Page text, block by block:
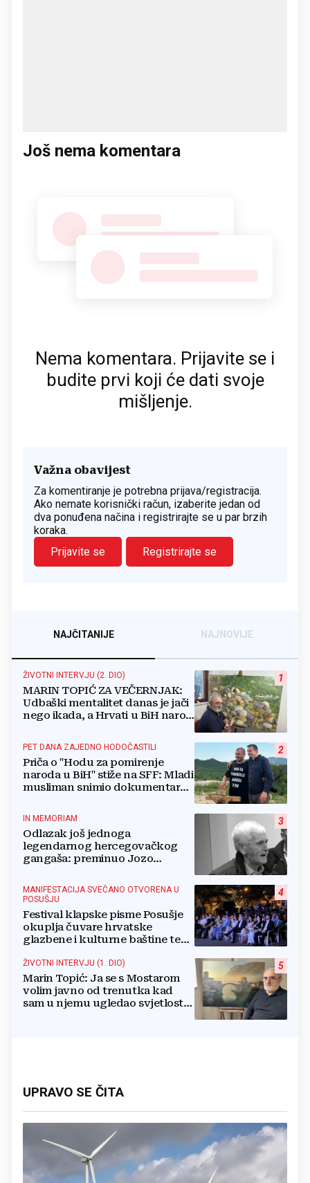
Još nema komentara
Nema komentara. Prijavite se i
budite prvi koji će dati svoje
mišljenje.
Važna obavijest
Za komentiranje je potrebna prijava/registracija.
Ako nemate korisnički račun, izaberite jedan od
dva ponuđena načina i registrirajte se u par brzih
koraka.
Prijavite se
Registrirajte se
NAJČITANIJE NAJNOVIJE
1
ŽIVOTNI INTERVJU (2. DIO)
MARIN TOPIĆ ZA VEČERNJAK:
Udbaški mentalitet danas je jači
nego ikada, a Hrvati u BiH narod
2
PET DANA ZAJEDNO HODOČASTILI
Priča o "Hodu za pomirenje
naroda u BiH" stiže na SFF: Mladi
musliman snimio dokumentarac
3
IN MEMORIAM
Odlazak još jednoga
legendarnog hercegovačkog
gangaša: preminuo Jozo
4
MANIFESTACIJA SVEČANO OTVORENA U
POSUŠJU
Festival klapske pisme Posušje
okuplja čuvare hrvatske
glazbene i kulturne baštine te
5
ŽIVOTNI INTERVJU (1. DIO)
Marin Topić: Ja se s Mostarom
volim javno od trenutka kad
sam u njemu ugledao svjetlost
UPRAVO SE ČITA